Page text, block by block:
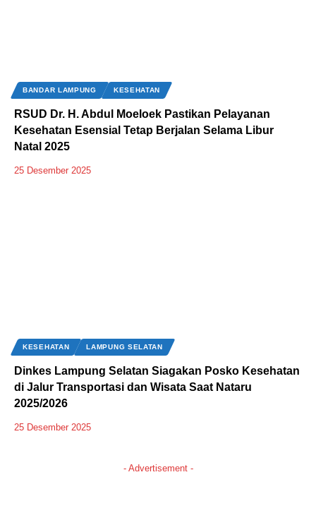
BANDAR LAMPUNG KESEHATAN
‎RSUD Dr. H. Abdul Moeloek Pastikan Pelayanan
Kesehatan Esensial Tetap Berjalan Selama Libur
Natal 2025
25 Desember 2025
KESEHATAN LAMPUNG SELATAN
Dinkes Lampung Selatan Siagakan Posko Kesehatan
di Jalur Transportasi dan Wisata Saat Nataru
2025/2026
25 Desember 2025
- Advertisement -